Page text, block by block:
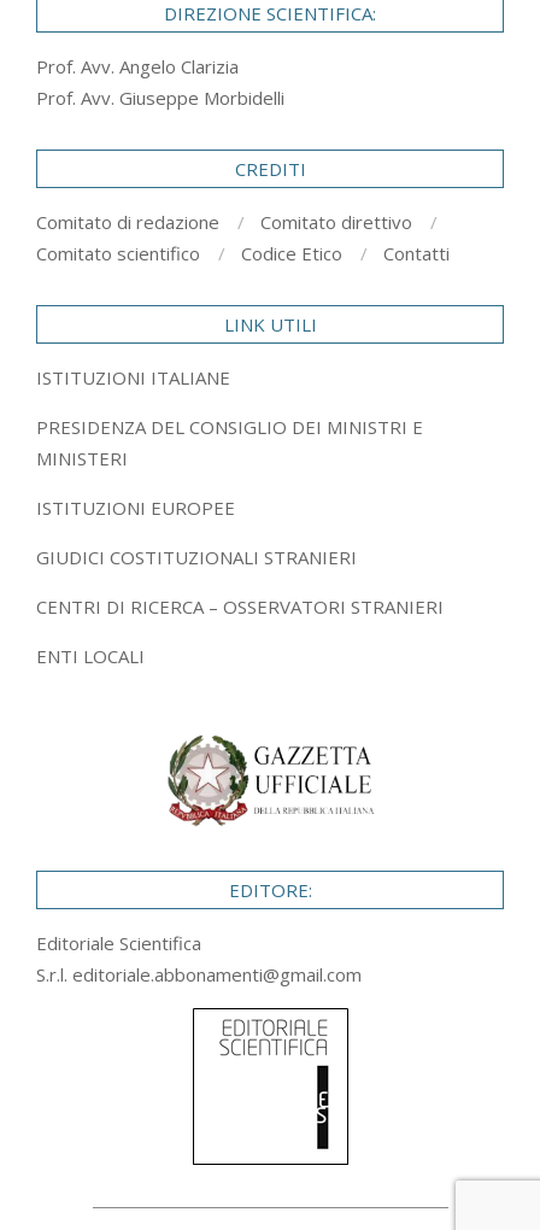
DIREZIONE SCIENTIFICA:
Prof. Avv. Angelo Clarizia
Prof. Avv. Giuseppe Morbidelli
CREDITI
Comitato di redazione
Comitato direttivo
Comitato scientifico
Codice Etico Contatti
LINK UTILI
ISTITUZIONI ITALIANE
PRESIDENZA DEL CONSIGLIO DEI MINISTRI E
MINISTERI
ISTITUZIONI EUROPEE
GIUDICI COSTITUZIONALI STRANIERI
CENTRI DI RICERCA – OSSERVATORI STRANIERI
ENTI LOCALI
EDITORE:
Editoriale Scientifica
S.r.l. editoriale.abbonamenti@gmail.com